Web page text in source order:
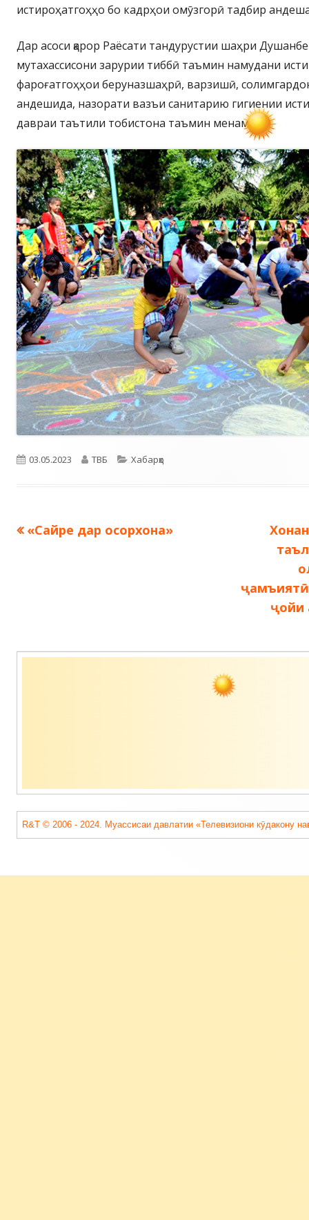
истироҳатгоҳҳо бо кадрҳои омӯзгорӣ тадбир
Дар асоси қарор Раёсати тандурустии шаҳри
мутахассисони зарурии тиббӣ таъмин намудани
фароғатгоҳҳои беруназшаҳрӣ, варзишӣ,
андешида, назорати вазъи санитарию гигиении
давраи таътили тобистона таъмин менамояд.
Опубликовано
03.05.2023 Автор
ТВБ Рубрики
Хабарҳо
Навигация
Предыдущая
«Сайре дар осорхона»
ҷойи
Содержимое
R&T © 2006 - 2024. Муассисаи давлатии «Телевизиони кӯдакону